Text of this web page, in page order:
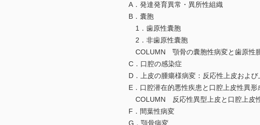
A．発達発育異常・異所性組織
B．囊胞
1．歯原性囊胞
2．非歯原性囊胞
COLUMN 顎骨の囊胞性病変と歯原性腫
C．口腔の感染症
D．上皮の腫瘍様病変：反応性上皮および
E．口腔潜在的悪性疾患と口腔上皮性異形
COLUMN 反応性異型上皮と口腔上皮性
F．間葉性病変
G．顎骨病変